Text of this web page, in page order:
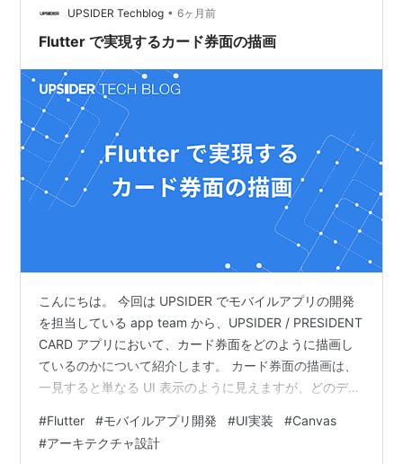
UPSIDER Techblog • 6ヶ月前
Flutter で実現するカード券面の描画
こんにちは。 今回は UPSIDER でモバイルアプリの開発
を担当している app team から、UPSIDER / PRESIDENT
CARD アプリにおいて、カード券面をどのように描画し
ているのかについて紹介します。 カード券面の描画は、
一見すると単なる UI 表示のように見えますが、どのデバ
れる、少し特殊な領域です。 ただし、カード上に表示さ
れるすべての情報が、同じ粒度で“一体として描画される
#Flutter #モバイルアプリ開発 #UI実装 #Canvas
#アーキテクチャ設計